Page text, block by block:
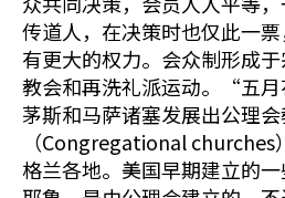
传道人，在决策时也仅此一
有更大的权力。会众制形成
教会和再洗礼派运动。“五
茅斯和马萨诸塞发展出公理
（Congregational churches
格兰各地。美国早期建立的